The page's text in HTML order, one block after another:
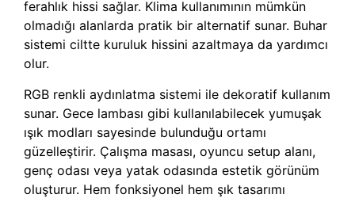
ferahlık hissi sağlar. Klima kullanımının mümkün
olmadığı alanlarda pratik bir alternatif sunar. Buhar
sistemi ciltte kuruluk hissini azaltmaya da yardımcı
olur.
RGB renkli aydınlatma sistemi ile dekoratif kullanım
sunar. Gece lambası gibi kullanılabilecek yumuşak
ışık modları sayesinde bulunduğu ortamı
güzelleştirir. Çalışma masası, oyuncu setup alanı,
genç odası veya yatak odasında estetik görünüm
oluşturur. Hem fonksiyonel hem şık tasarımı